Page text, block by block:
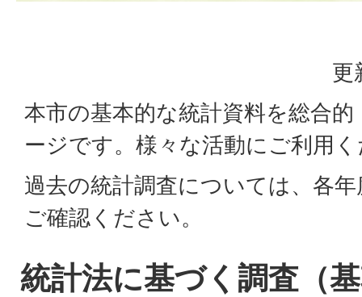
更
本市の基本的な統計資料を総合
ージです。様々な活動にご利用
過去の統計調査については、各
ご確認ください。
統計法に基づく調査（